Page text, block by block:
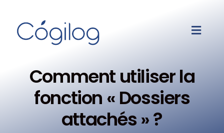
Comment utiliser la
fonction « Dossiers
attachés » ?